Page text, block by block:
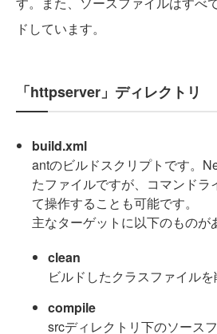
ドしています。
「httpserver」ディレクトリ
build.xml
antのビルドスクリプトです。
たファイルですが、コマンドラ
て操作することも可能です。
主なターゲットに以下のものが
clean
ビルドしたクラスファイルを
compile
srcディレクトリ下のソース